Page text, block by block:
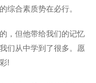
综合素质势在必行。
，但他带给我们的记忆
们从中学到了很多。愿
!